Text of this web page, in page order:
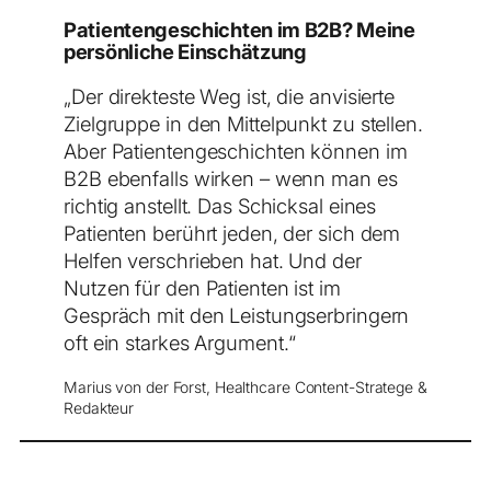
Patientengeschichten im B2B? Meine
persönliche Einschätzung
„Der direkteste Weg ist, die anvisierte
Zielgruppe in den Mittelpunkt zu stellen.
Aber Patientengeschichten können im
B2B ebenfalls wirken – wenn man es
richtig anstellt. Das Schicksal eines
Patienten berührt jeden, der sich dem
Helfen verschrieben hat. Und der
Nutzen für den Patienten ist im
Gespräch mit den Leistungserbringern
oft ein starkes Argument.“
Marius von der Forst, Healthcare Content-Stratege &
Redakteur